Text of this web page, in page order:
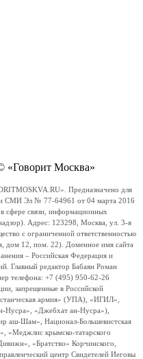
«Говорит Москва»
Предназначено для
СМИ Эл № 77-64961 от 04 марта 2016
сфере связи, информационных
Адрес: 123298, Москва, ул. 3-я
с ограниченной ответственностью
дом 12, пом. 22). Доменное имя сайта
– Российская Федерация и
Главный редактор Бабаян Роман
телефона: +7 (495) 950-62-26
запрещенные в Российской
армия» (УПА), «ИГИЛ»,
«Джебхат ан-Нусра»),
аш-Шам», Национал-Большевистская
крымско-татарского
«Братство» Корчинского,
центр Свидетелей Иеговы